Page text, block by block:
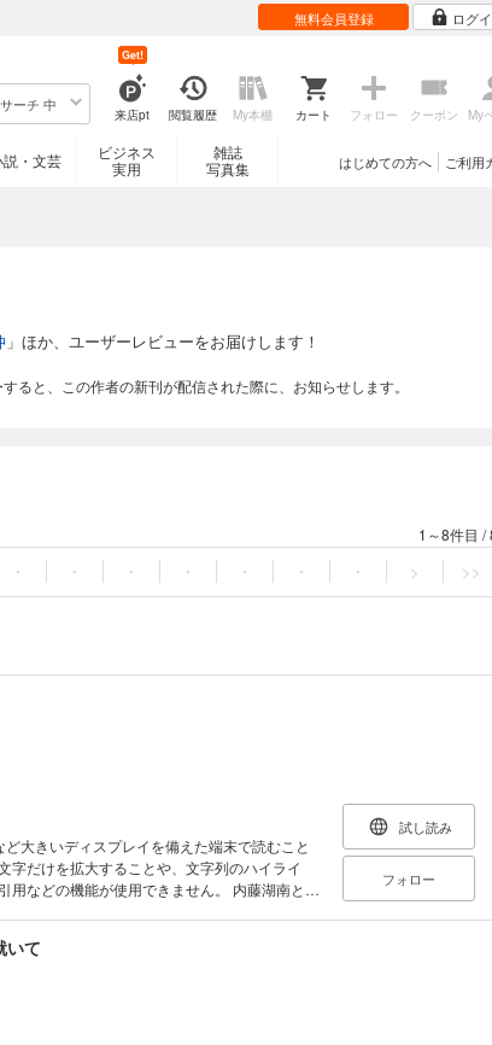
無料会員登録 ログ
ーチ 中
来店pt
Get!
閲覧履歴 My本棚 カート フォロー クーポン My
説・文芸
ビジネス
実用
雑誌
写真集
ご利用
はじめての方へ
」ほか、ユーザーレビューをお届けします！
ると、この作者の新刊が配信された際に、お知らせします。
1～8件目 /
・ ・ ・ ・ ・ ・ ・ > >>
大きいディスプレイを備えた端末で読むこと
字だけを拡大することや、文字列のハイライ
の機能が使用できません。 内藤湖南と並
試し読み
フォロー
いて